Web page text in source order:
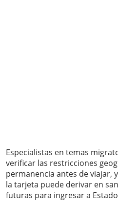
Especialistas en temas
verificar las restricciones
permanencia antes de viajar,
la tarjeta puede derivar en
futuras para ingresar a